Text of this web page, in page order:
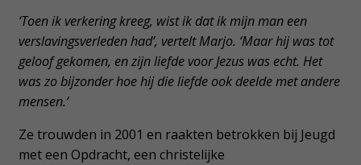
‘Toen ik verkering kreeg, wist ik dat ik mijn man een
verslavingsverleden had’, vertelt Marjo. ‘Maar hij was tot
geloof gekomen, en zijn liefde voor Jezus was echt. Het
was zo bijzonder hoe hij die liefde ook deelde met andere
mensen.’
Ze trouwden in 2001 en raakten betrokken bij Jeugd
met een Opdracht, een christelijke